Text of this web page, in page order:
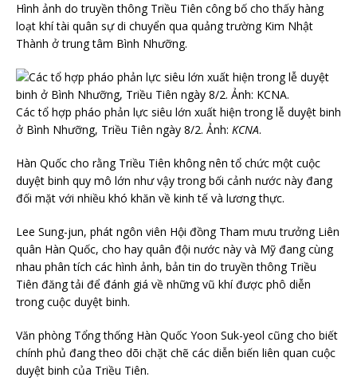
Hình ảnh do truyền thông Triều Tiên công bố cho thấy hàng
loạt khí tài quân sự di chuyển qua quảng trường Kim Nhật
Thành ở trung tâm Bình Nhưỡng.
Các tổ hợp pháo phản lực siêu lớn xuất hiện trong lễ duyệt binh
ở Bình Nhưỡng, Triều Tiên ngày 8/2. Ảnh: KCNA.
Hàn Quốc cho rằng Triều Tiên không nên tổ chức một cuộc
duyệt binh quy mô lớn như vậy trong bối cảnh nước này đang
đối mặt với nhiều khó khăn về kinh tế và lương thực.
Lee Sung-jun, phát ngôn viên Hội đồng Tham mưu trưởng Liên
quân Hàn Quốc, cho hay quân đội nước này và Mỹ đang cùng
nhau phân tích các hình ảnh, bản tin do truyền thông Triều
Tiên đăng tải để đánh giá về những vũ khí được phô diễn
trong cuộc duyệt binh.
Văn phòng Tổng thống Hàn Quốc Yoon Suk-yeol cũng cho biết
chính phủ đang theo dõi chặt chẽ các diễn biến liên quan cuộc
duyệt binh của Triều Tiên.